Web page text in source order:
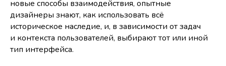
новые способы взаимодействия, опытные
дизайнеры знают, как использовать всё
историческое наследие, и, в зависимости от задач
и контекста пользователей, выбирают тот или иной
тип интерфейса.